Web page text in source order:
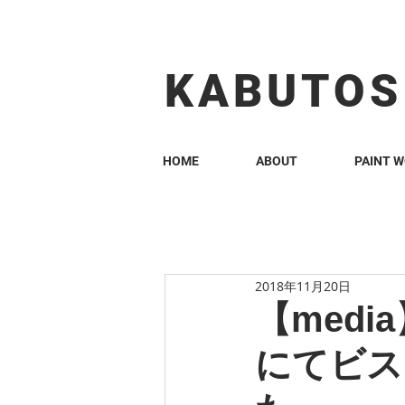
KABUTOS​​
HOME ABOUT PAINT
【
にてビ
2018年11月20日